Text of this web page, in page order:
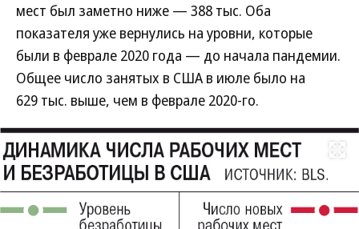
мест был заметно ниже — 388 тыс. Оба
показателя уже вернулись на уровни, которые
были в феврале 2020 года — до начала пандемии.
Общее число занятых в США в июле было на
629 тыс. выше, чем в феврале 2020-го.